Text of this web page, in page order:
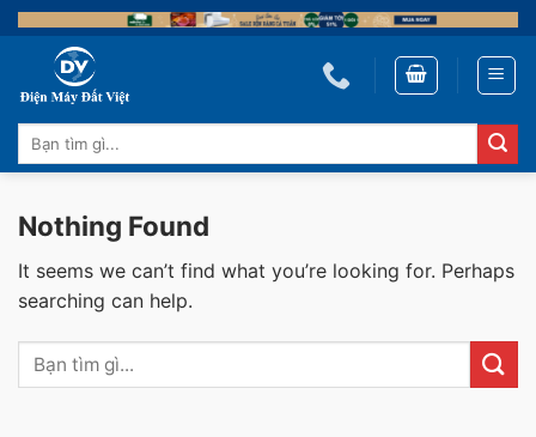
Skip
to
content
Tìm
kiếm:
Nothing Found
It seems we can’t find what you’re looking for. Perhaps
searching can help.